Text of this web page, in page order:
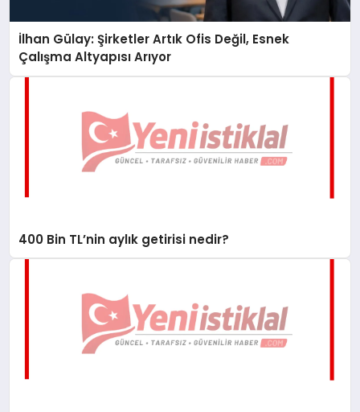
İlhan Gülay: Şirketler Artık Ofis Değil, Esnek
Çalışma Altyapısı Arıyor
400 Bin TL’nin aylık getirisi nedir?